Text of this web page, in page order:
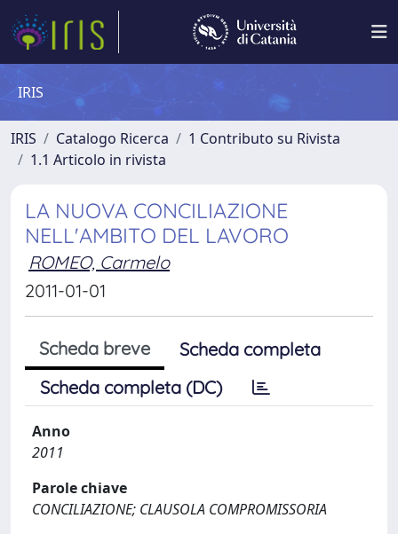
IRIS
IRIS Catalogo Ricerca
1 Contributo su Rivista
1.1 Articolo in rivista
LA NUOVA CONCILIAZIONE
NELL'AMBITO DEL LAVORO
ROMEO, Carmelo
2011-01-01
Scheda breve
Scheda completa
Scheda completa (DC)
Anno
2011
Parole chiave
CONCILIAZIONE; CLAUSOLA COMPROMISSORIA